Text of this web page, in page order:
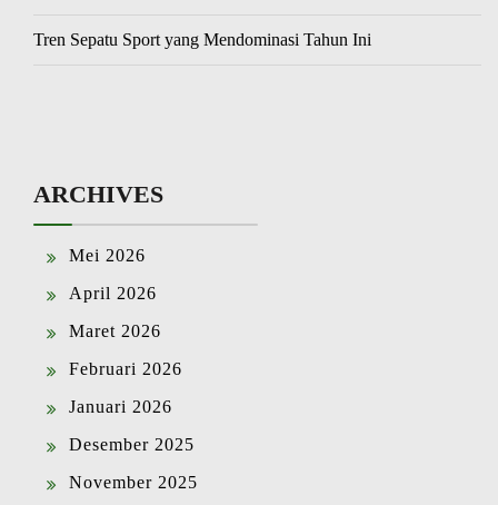
Tren Sepatu Sport yang Mendominasi Tahun Ini
ARCHIVES
Mei 2026
April 2026
Maret 2026
Februari 2026
Januari 2026
Desember 2025
November 2025